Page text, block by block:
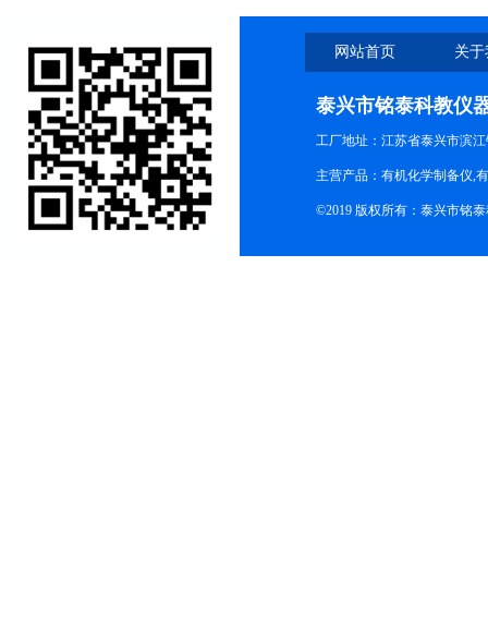
网站首页 关
泰兴市铭泰科教仪
工厂地址：江苏省泰兴市滨
主营产品：有机化学制备仪,
©2019 版权所有：泰兴市铭